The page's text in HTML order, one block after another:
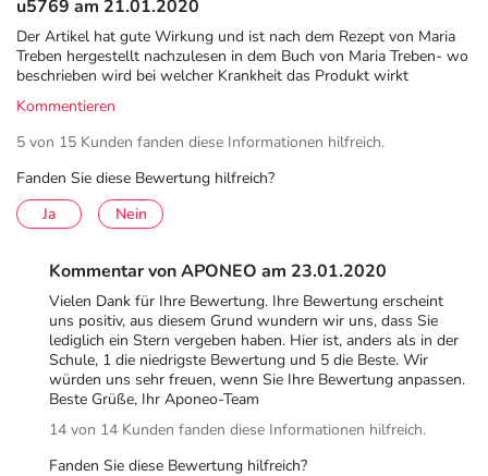
u5769 am 21.01.2020
Der Artikel hat gute Wirkung und ist nach dem Rezept von Maria
Treben hergestellt nachzulesen in dem Buch von Maria Treben- wo
beschrieben wird bei welcher Krankheit das Produkt wirkt
Kommentieren
5 von 15 Kunden fanden diese Informationen hilfreich.
Fanden Sie diese Bewertung hilfreich?
Ja
Nein
Kommentar von APONEO am 23.01.2020
Vielen Dank für Ihre Bewertung. Ihre Bewertung erscheint
uns positiv, aus diesem Grund wundern wir uns, dass Sie
lediglich ein Stern vergeben haben. Hier ist, anders als in der
Schule, 1 die niedrigste Bewertung und 5 die Beste. Wir
würden uns sehr freuen, wenn Sie Ihre Bewertung anpassen.
Beste Grüße, Ihr Aponeo-Team
14 von 14 Kunden fanden diese Informationen hilfreich.
Fanden Sie diese Bewertung hilfreich?